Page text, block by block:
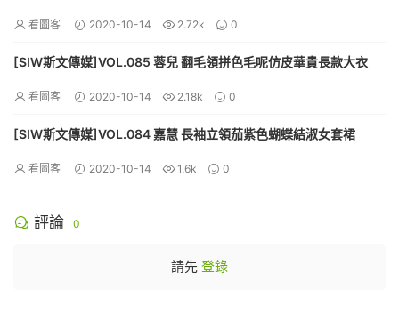
看圖客 2020-10-14 2.72k 0
[SIW斯文傳媒]VOL.085 蓉兒 翻毛領拼色毛呢仿皮華貴長款大衣
看圖客 2020-10-14 2.18k 0
[SIW斯文傳媒]VOL.084 嘉慧 長袖立領茄紫色蝴蝶結淑女套裙
看圖客 2020-10-14 1.6k 0
評論 0
請先 登錄